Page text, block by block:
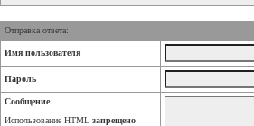
Отправка ответа:
Имя пользователя
Пароль
Сообщение
Использование HTML запрещено